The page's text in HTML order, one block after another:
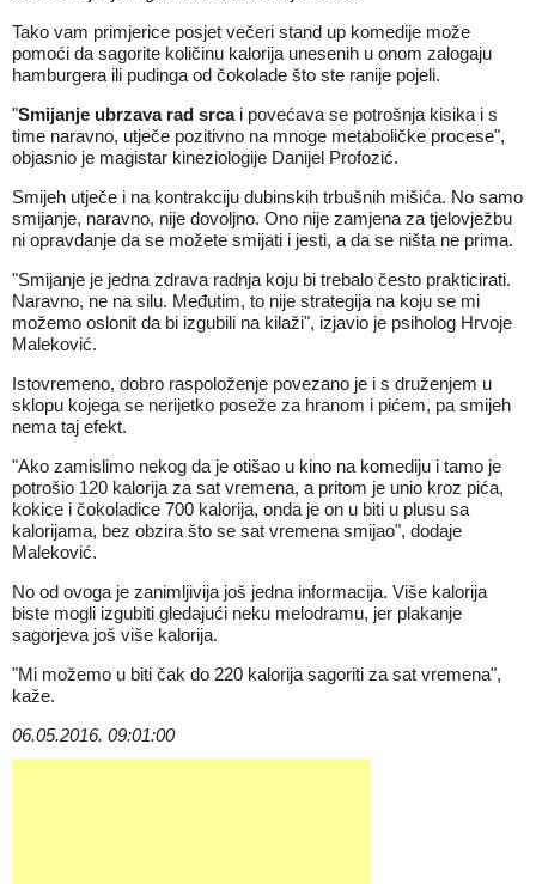
Tako vam primjerice posjet večeri stand up komedije može
pomoći da sagorite količinu kalorija unesenih u onom zalogaju
hamburgera ili pudinga od čokolade što ste ranije pojeli.
"Smijanje ubrzava rad srcai povećava se potrošnja kisika i s
time naravno, utječe pozitivno na mnoge metaboličke procese",
objasnio je magistar kineziologije Danijel Profozić.
Smijeh utječe i na kontrakciju dubinskih trbušnih mišića. No samo
smijanje, naravno, nije dovoljno. Ono nije zamjena za tjelovježbu
ni opravdanje da se možete smijati i jesti, a da se ništa ne prima.
"Smijanje je jedna zdrava radnja koju bi trebalo često prakticirati.
Naravno, ne na silu. Međutim, to nije strategija na koju se mi
možemo oslonit da bi izgubili na kilaži", izjavio je psiholog Hrvoje
Maleković.
Istovremeno, dobro raspoloženje povezano je i s druženjem u
sklopu kojega se nerijetko poseže za hranom i pićem, pa smijeh
nema taj efekt.
"Ako zamislimo nekog da je otišao u kino na komediju i tamo je
potrošio 120 kalorija za sat vremena, a pritom je unio kroz pića,
kokice i čokoladice 700 kalorija, onda je on u biti u plusu sa
kalorijama, bez obzira što se sat vremena smijao", dodaje
Maleković.
No od ovoga je zanimljivija još jedna informacija. Više kalorija
biste mogli izgubiti gledajući neku melodramu, jer plakanje
sagorjeva još više kalorija.
"Mi možemo u biti čak do 220 kalorija sagoriti za sat vremena",
kaže.
06.05.2016. 09:01:00